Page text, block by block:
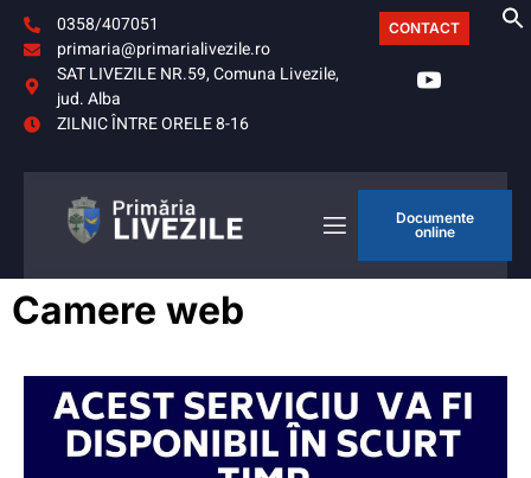
0358/407051
primaria@primarialivezile.ro
SAT LIVEZILE NR.59, Comuna Livezile,
jud. Alba
ZILNIC ÎNTRE ORELE 8-16
CONTACT
Documente
online
Camere web